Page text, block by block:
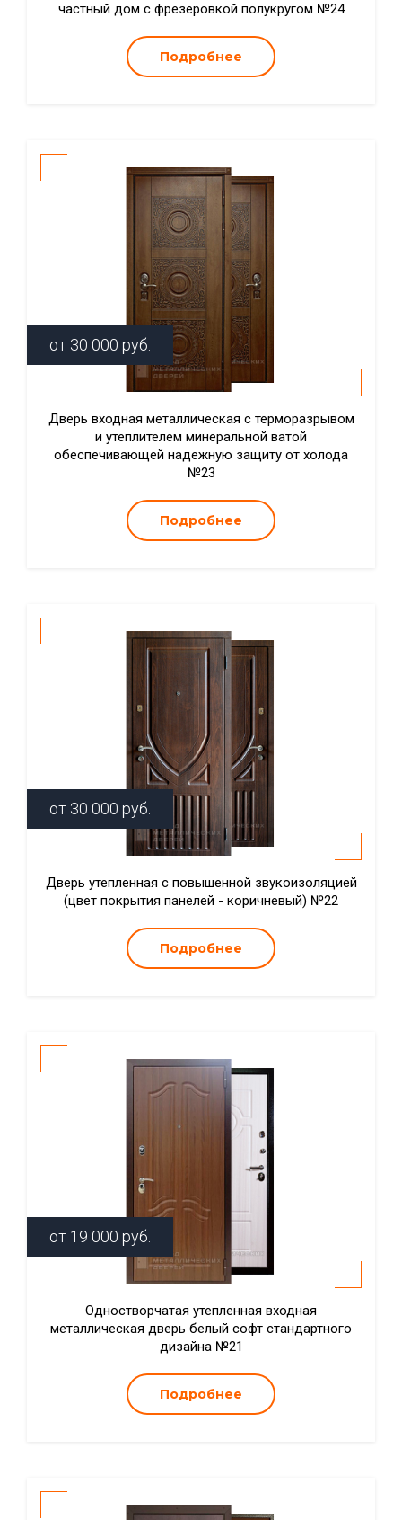
частный дом с фрезеровкой полукругом №24
Подробнее
от 30 000 руб.
Дверь входная металлическая с терморазрывом
и утеплителем минеральной ватой
обеспечивающей надежную защиту от холода
№23
Подробнее
от 30 000 руб.
Дверь утепленная с повышенной звукоизоляцией
(цвет покрытия панелей - коричневый) №22
Подробнее
от 19 000 руб.
Одностворчатая утепленная входная
металлическая дверь белый софт стандартного
дизайна №21
Подробнее